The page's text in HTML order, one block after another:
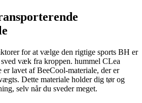
for at vælge den rigtige sports BH er
væk fra kroppen. hummel CLea
er lavet af BeeCool-materiale, der er
Dette materiale holder dig tør og
selv når du sveder meget.